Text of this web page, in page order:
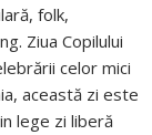
folk,
Ziua Copilului
celor mici
această zi este
lege zi liberă